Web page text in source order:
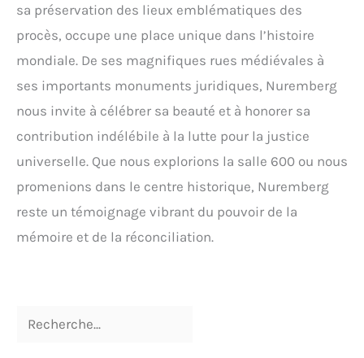
sa préservation des lieux emblématiques des
procès, occupe une place unique dans l’histoire
mondiale. De ses magnifiques rues médiévales à
ses importants monuments juridiques, Nuremberg
nous invite à célébrer sa beauté et à honorer sa
contribution indélébile à la lutte pour la justice
universelle. Que nous explorions la salle 600 ou nous
promenions dans le centre historique, Nuremberg
reste un témoignage vibrant du pouvoir de la
mémoire et de la réconciliation.